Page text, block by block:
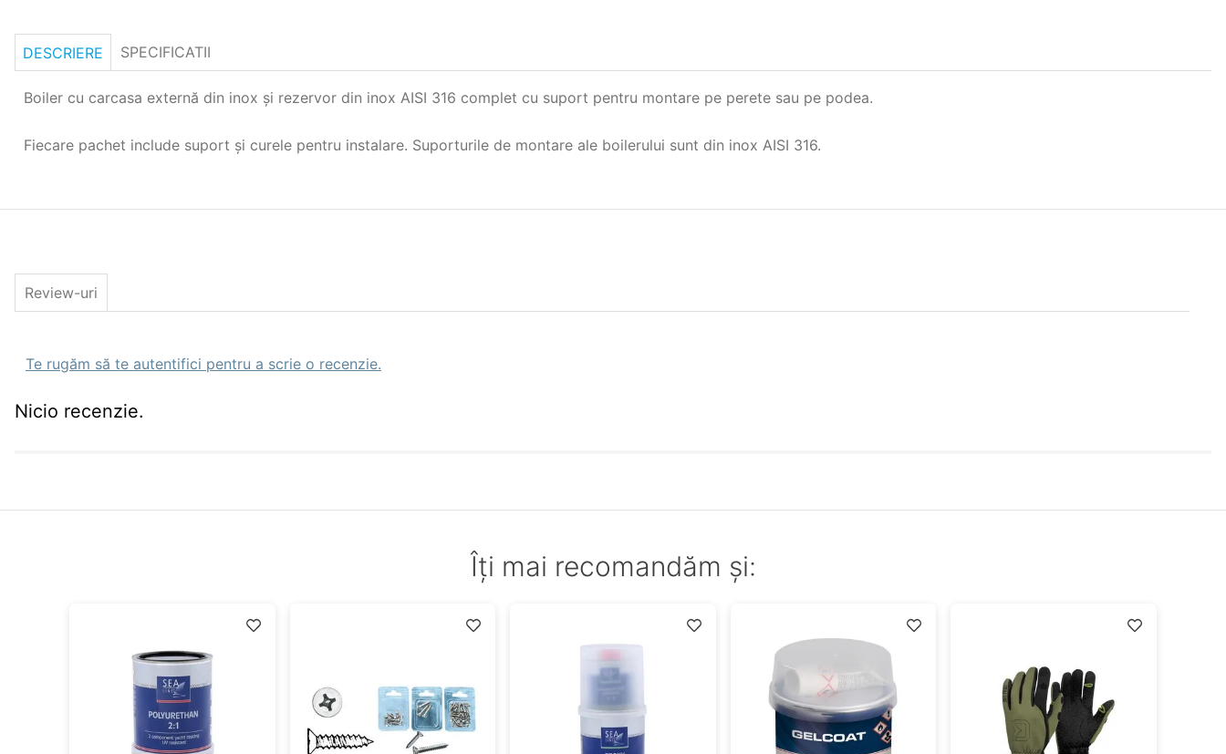
DESCRIERE SPECIFICATII
Boiler cu carcasa externă din inox şi rezervor din inox AISI 316 complet cu suport pentru montare pe perete sau pe podea.
Fiecare pachet include suport şi curele pentru instalare. Suporturile de montare ale boilerului sunt din inox AISI 316.
Review-uri
Te rugăm să te autentifici pentru a scrie o recenzie.
Nicio recenzie.
Îți mai recomandăm și: